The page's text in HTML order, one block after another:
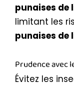
punaises de
limitant les
punaises de
Prudence avec
Évitez les